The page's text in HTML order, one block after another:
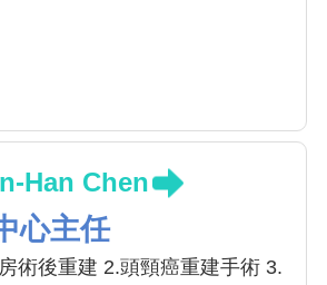
Han Chen
心主任
術後重建 2.頭頸癌重建手術 3.